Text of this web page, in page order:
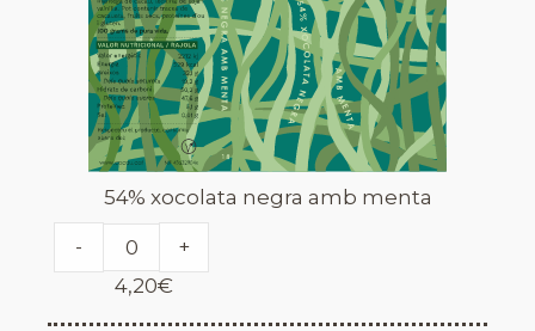
54% xocolata negra amb menta
-
+
4,20€